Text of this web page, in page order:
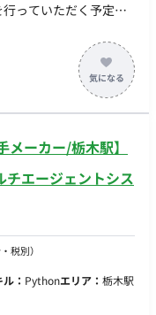
っていただく予定で
ける技術的な貢献を
】 ■
フレックス稼働：な
ーカー/栃木駅】
チエージェントシス
税別）
： Pythonエリア： 栃木駅